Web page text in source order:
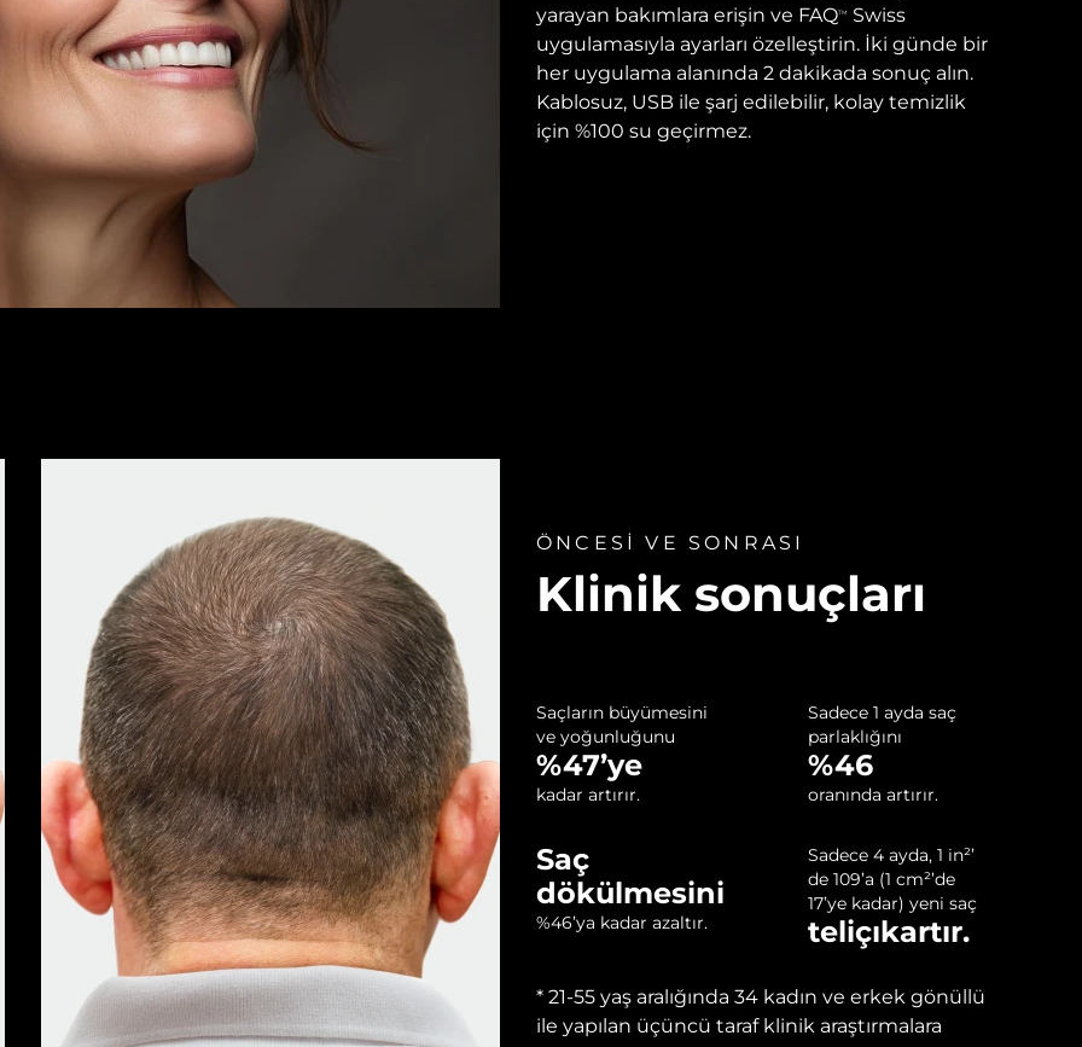
yarayan bakımlara erişin ve FAQTM
Swiss
uygulamasıyla ayarları özelleştirin. İki günde bir
her uygulama alanında 2 dakikada sonuç alın.
Kablosuz, USB ile şarj edilebilir, kolay temizlik
için %100 su geçirmez.
ÖNCESİ VE SONRASI
Klinik sonuçları
Saçların büyümesini
ve yoğunluğunu
%47’ye
kadar artırır.
Sadece 1 ayda saç
parlaklığını
%46
oranında artırır.
Saç
dökülmesini
%46’ya kadar azaltır.
Sadece 4 ayda, 1 in²’
de 109’a (1 cm²’de
17’ye kadar) yeni saç
teliçıkartır.
‌* 21-55 yaş aralığında 34 kadın ve erkek gönüllü
ile yapılan üçüncü taraf klinik araştırmalara